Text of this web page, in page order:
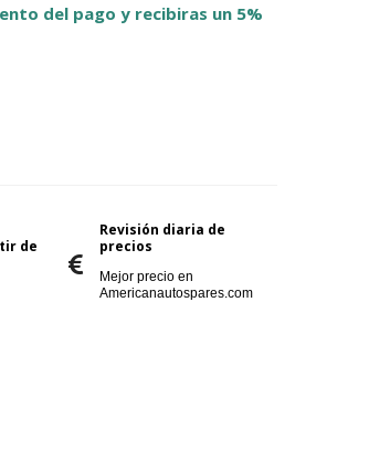
del pago y recibiras un 5%
de
Revisión diaria de
precios
Mejor precio en
Americanautospares.com